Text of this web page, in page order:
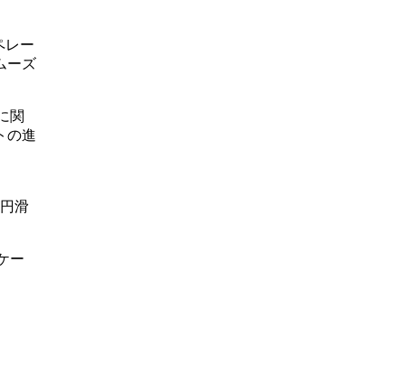
レー
ーズ
関
の進
滑
ー